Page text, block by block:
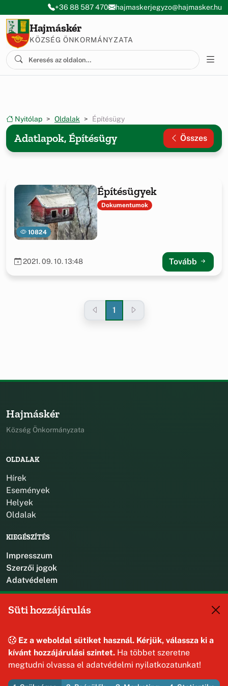
Ugrás a menüre
Ugrás a tartalomra
+36 88 587 470 hajmaskerjegyzo@hajmasker.hu
Hajmáskér
KÖZSÉG ÖNKORMÁNYZATA
Nyitólap Oldalak Építésügy
Adatlapok, Építésügy Összes
10824
Építésügyek
Dokumentumok
2021. 09. 10. 13:48 Tovább
1
Hajmáskér
Község Önkormányzata
OLDALAK
Hírek
Események
Helyek
Oldalak
KIEGÉSZÍTÉS
Impresszum
Szerzői jogok
Adatvédelem
8192 Hajmáskér, Kossuth Lajos u. 31.
Süti hozzájárulás
Ez a weboldal sütiket használ. Kérjük, válassza ki a
kívánt hozzájárulási szintet. Ha többet szeretne
megtudni olvassa el adatvédelmi nyilatkozatunkat!